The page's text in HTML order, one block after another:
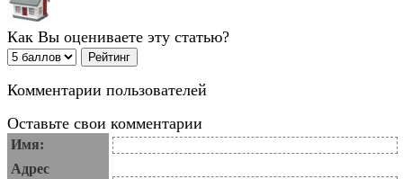
Как Вы оцениваете эту статью?
Комментарии пользователей
Оставьте свои комментарии
Имя:
Адрес